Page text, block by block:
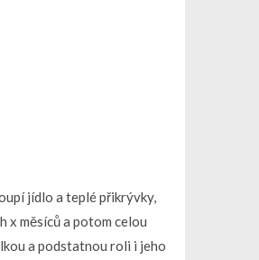
jídlo a teplé přikrývky,
x měsíců a potom celou
a podstatnou roli i jeho